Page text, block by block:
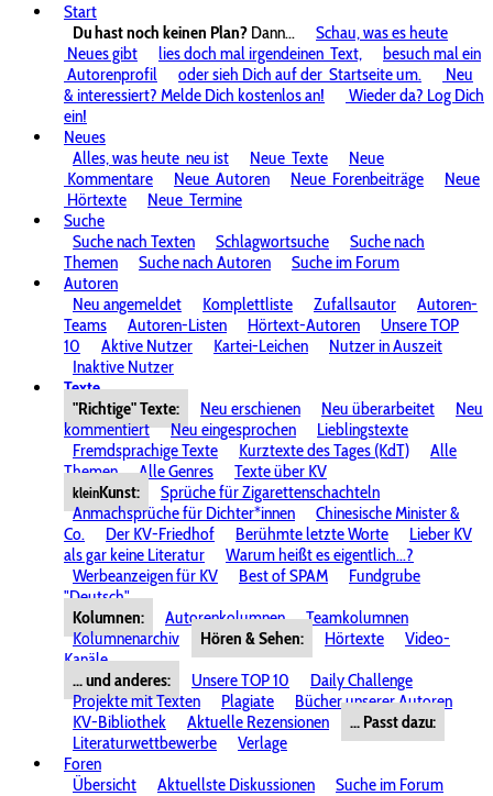
Start
Du hast noch keinen Plan? Dann...
Schau, was es heute
Neues gibt
lies doch mal irgendeinen Text,
besuch mal ein
Autorenprofil
oder sieh Dich auf der Startseite um.
Neu
& interessiert? Melde Dich kostenlos an!
Wieder da? Log Dich
ein!
Neues
Alles, was heute neu ist Neue Texte
Neue
Kommentare
Neue Autoren Neue Forenbeiträge
Neue
Hörtexte
Neue Termine
Suche
Suche nach Texten
Schlagwortsuche
Suche nach
Themen
Suche nach Autoren
Suche im Forum
Autoren
Neu angemeldet
Komplettliste Zufallsautor
Autoren-
Teams
Autoren-Listen Hörtext-Autoren
Unsere TOP
10
Aktive Nutzer Kartei-Leichen
Nutzer in Auszeit
Inaktive Nutzer
Texte
"Richtige" Texte:
Neu erschienen Neu überarbeitet
Neu
kommentiert
Neu eingesprochen
Lieblingstexte
Fremdsprachige Texte
Kurztexte des Tages (KdT)
Alle
Themen
Alle Genres Texte über KV
kleinKunst:
Sprüche für Zigarettenschachteln
Anmachsprüche für Dichter*innen
Chinesische Minister &
Co.
Der KV-Friedhof Berühmte letzte Worte
Lieber KV
als gar keine Literatur
Warum heißt es eigentlich...?
Werbeanzeigen für KV
Best of SPAM
Fundgrube
"Deutsch"
Kolumnen:
Autorenkolumnen
Teamkolumnen
Kolumnenarchiv
Hören & Sehen: Hörtexte
Video-
Kanäle
... und anderes:
Unsere TOP 10
Daily Challenge
Projekte mit Texten
Plagiate
Bücher unserer Autoren
KV-Bibliothek
Aktuelle Rezensionen
... Passt dazu:
Literaturwettbewerbe
Verlage
Foren
Übersicht
Aktuellste Diskussionen
Suche im Forum